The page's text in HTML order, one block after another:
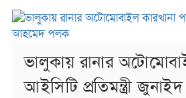
ভালুকায় রানার
আইসিটি প্রতিমন্ত্রী